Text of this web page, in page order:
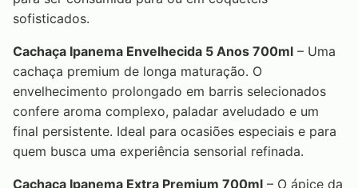
sofisticados.
Cachaça Ipanema Envelhecida 5 Anos 700ml – Uma
cachaça premium de longa maturação. O
envelhecimento prolongado em barris selecionados
confere aroma complexo, paladar aveludado e um
final persistente. Ideal para ocasiões especiais e para
quem busca uma experiência sensorial refinada.
Cachaça Ipanema Extra Premium 700ml – O ápice da